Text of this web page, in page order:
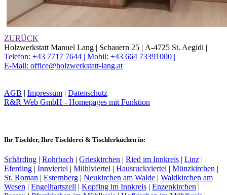
ZURÜCK
Holzwerkstatt Manuel Lang | Schauern 25 | A-4725 St. Aegidi |
Telefon: +43 7717 7644 | Mobil: +43 664 73391000 |
E-Mail: office@holzwerkstatt-lang.at
AGB | Impressum | Datenschutz
R&R Web GmbH - Homepages mit Funktion
Ihr Tischler, Ihre Tischlerei & Tischlerküchen in:
Schärding | Rohrbach | Grieskirchen | Ried im Innkreis | Linz |
Eferding | Innviertel | Mühlviertel | Hausruckviertel | Münzkirchen |
St. Roman | Esternberg | Neukirchen am Walde | Waldkirchen am
Wesen | Engelhartszell | Kopfing im Innkreis | Enzenkirchen |